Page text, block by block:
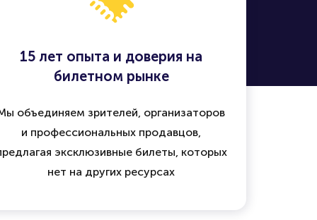
15 лет опыта и доверия на
билетном рынке
объединяем зрителей, организаторов
и профессиональных продавцов,
эксклюзивные билеты, которых
нет на других ресурсах